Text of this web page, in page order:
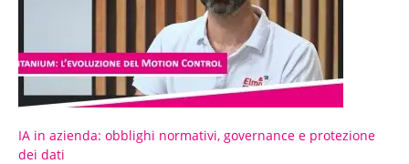
IA in azienda: obblighi normativi, governance e protezione
dei dati